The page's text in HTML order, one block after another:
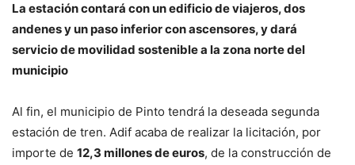
La estación contará con un edificio de viajeros, dos
andenes y un paso inferior con ascensores, y dará
servicio de movilidad sostenible a la zona norte del
municipio
Al fin, el municipio de Pinto tendrá la deseada segunda
estación de tren. Adif acaba de realizar la licitación, por
importe de 12,3 millones de euros, de la construcción de